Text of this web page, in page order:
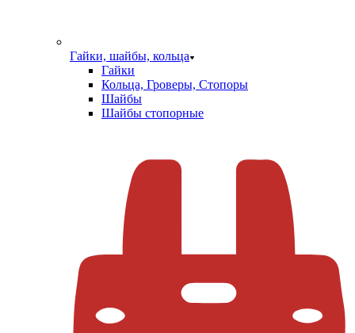
Гайки, шайбы, кольца
Гайки
Кольца, Гроверы, Стопоры
Шайбы
Шайбы стопорные